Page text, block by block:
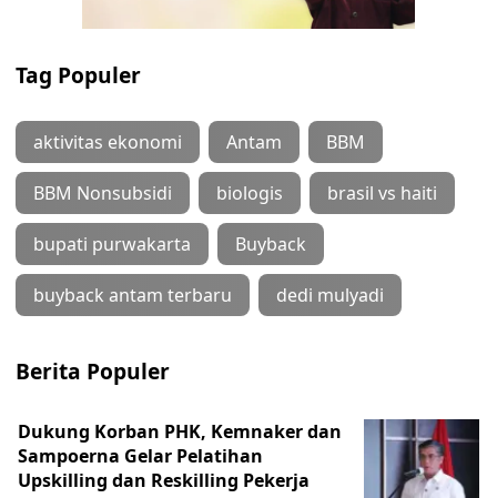
Tag Populer
aktivitas ekonomi Antam BBM
BBM Nonsubsidi biologis brasil vs haiti
bupati purwakarta Buyback
buyback antam terbaru dedi mulyadi
Berita Populer
Dukung Korban PHK, Kemnaker dan
Sampoerna Gelar Pelatihan
Upskilling dan Reskilling Pekerja